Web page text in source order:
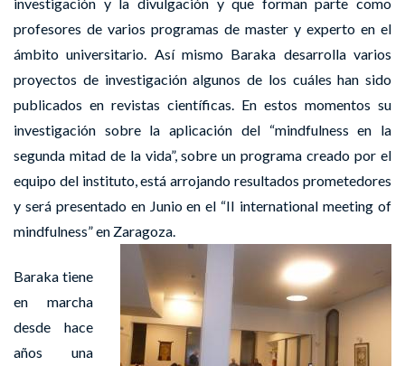
profesores de varios programas de master y experto en el
ámbito universitario. Así mismo Baraka desarrolla varios
proyectos de investigación algunos de los cuáles han sido
publicados en revistas científicas. En estos momentos su
investigación sobre la aplicación del “mindfulness en la
segunda mitad de la vida”, sobre un programa creado por el
equipo del instituto, está arrojando resultados prometedores
y será presentado en Junio en el “II international meeting of
mindfulness” en Zaragoza.
Baraka tiene
en marcha
desde hace
años una